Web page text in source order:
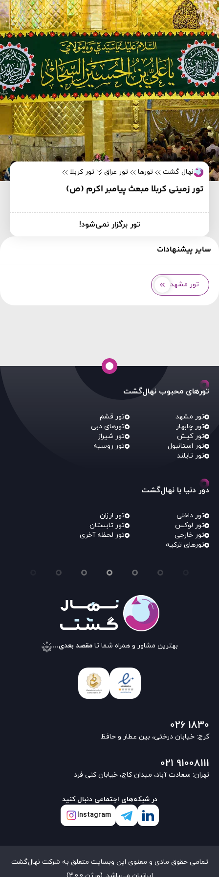
نهال گشت تورها تور عراق تور کربلا
تور زمینی کربلا مبعث پیامبر اکرم (ص)
تور برگزار نمی‌شود!
سایر پیشنهادات
تور مشهد
تورهای محبوب نهال‌گشت
تور مشهد
تور قشم
تور چابهار
تورهای دبی
تور کیش
تور شیراز
تور استانبول
تور روسیه
تور تایلند
دور دنیا با نهال‌گشت
تور داخلی
تور ارزان
تور لوکس
تور تابستان
تور خارجی
تور لحظه آخری
تورهای ترکیه
بهترین مشاور و همراه شما تا مقصد بعدی...
026 1830
کرج: خیابان درختی، بین عطار و حافظ
021 91008111
تهران: سعادت آباد، میدان کاج، خیابان کنی فرد
در شبکه‌های اجتماعی دنبال کنید
Instagram
تمامی حقوق مادی و معنوی این وبسایت متعلق به شرکت نهال‌گشت